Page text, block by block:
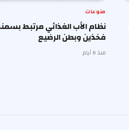
منوعات
نظام الأب الغذائي مرتبط
فخذين وبطن الرضيع
منذ 6 أيام